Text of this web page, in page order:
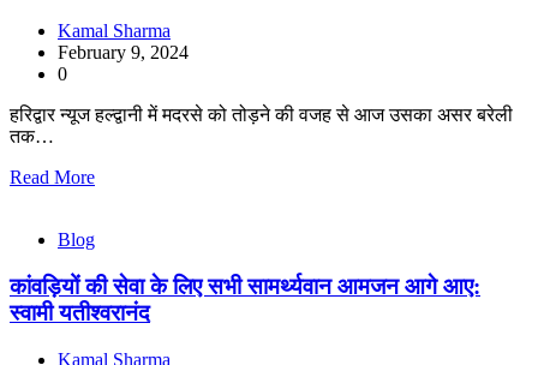
Kamal Sharma
February 9, 2024
0
हरिद्वार न्यूज हल्द्वानी में मदरसे को तोड़ने की वजह से आज उसका असर बरेली
तक…
Read More
Blog
कांवड़ियों की सेवा के लिए सभी सामर्थ्यवान आमजन आगे आए:
स्वामी यतीश्वरानंद
Kamal Sharma